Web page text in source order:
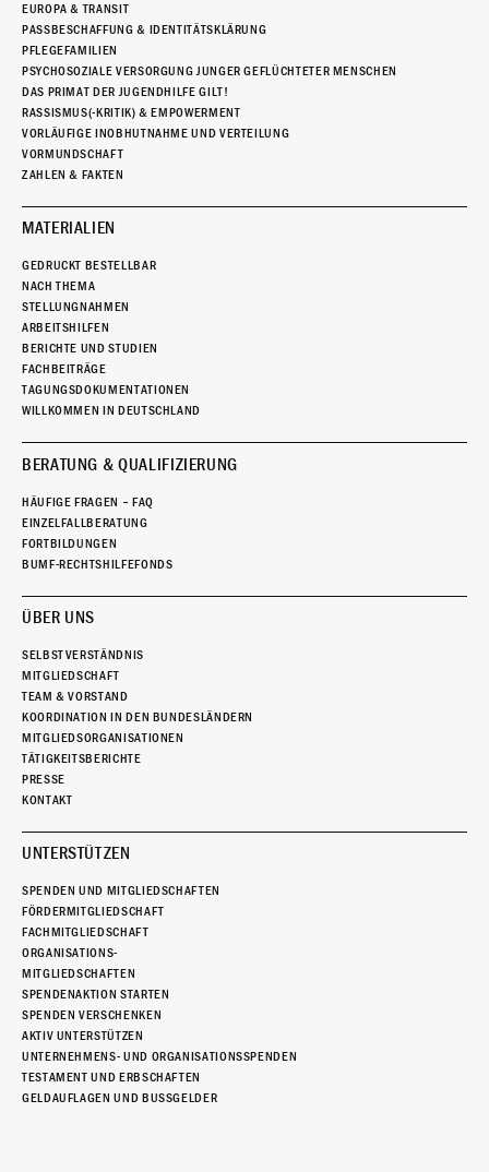
EUROPA & TRANSIT
PASSBESCHAFFUNG & IDENTITÄTSKLÄRUNG
PFLEGEFAMILIEN
PSYCHOSOZIALE VERSORGUNG JUNGER GEFLÜCHTETER MENSCHEN
DAS PRIMAT DER JUGENDHILFE GILT!
RASSISMUS(-KRITIK) & EMPOWERMENT
VORLÄUFIGE INOBHUTNAHME UND VERTEILUNG
VORMUNDSCHAFT
ZAHLEN & FAKTEN
MATERIALIEN
GEDRUCKT BESTELLBAR
NACH THEMA
STELLUNGNAHMEN
ARBEITSHILFEN
BERICHTE UND STUDIEN
FACHBEITRÄGE
TAGUNGSDOKUMENTATIONEN
WILLKOMMEN IN DEUTSCHLAND
BERATUNG & QUALIFIZIERUNG
HÄUFIGE FRAGEN – FAQ
EINZELFALLBERATUNG
FORTBILDUNGEN
BUMF-RECHTSHILFEFONDS
ÜBER UNS
SELBSTVERSTÄNDNIS
MITGLIEDSCHAFT
TEAM & VORSTAND
KOORDINATION IN DEN BUNDESLÄNDERN
MITGLIEDSORGANISATIONEN
TÄTIGKEITSBERICHTE
PRESSE
KONTAKT
UNTERSTÜTZEN
SPENDEN UND MITGLIEDSCHAFTEN
FÖRDERMITGLIEDSCHAFT
FACHMITGLIEDSCHAFT
ORGANISATIONS-
MITGLIEDSCHAFTEN
SPENDENAKTION STARTEN
SPENDEN VERSCHENKEN
AKTIV UNTERSTÜTZEN
UNTERNEHMENS- UND ORGANISATIONSSPENDEN
TESTAMENT UND ERBSCHAFTEN
GELDAUFLAGEN UND BUSSGELDER